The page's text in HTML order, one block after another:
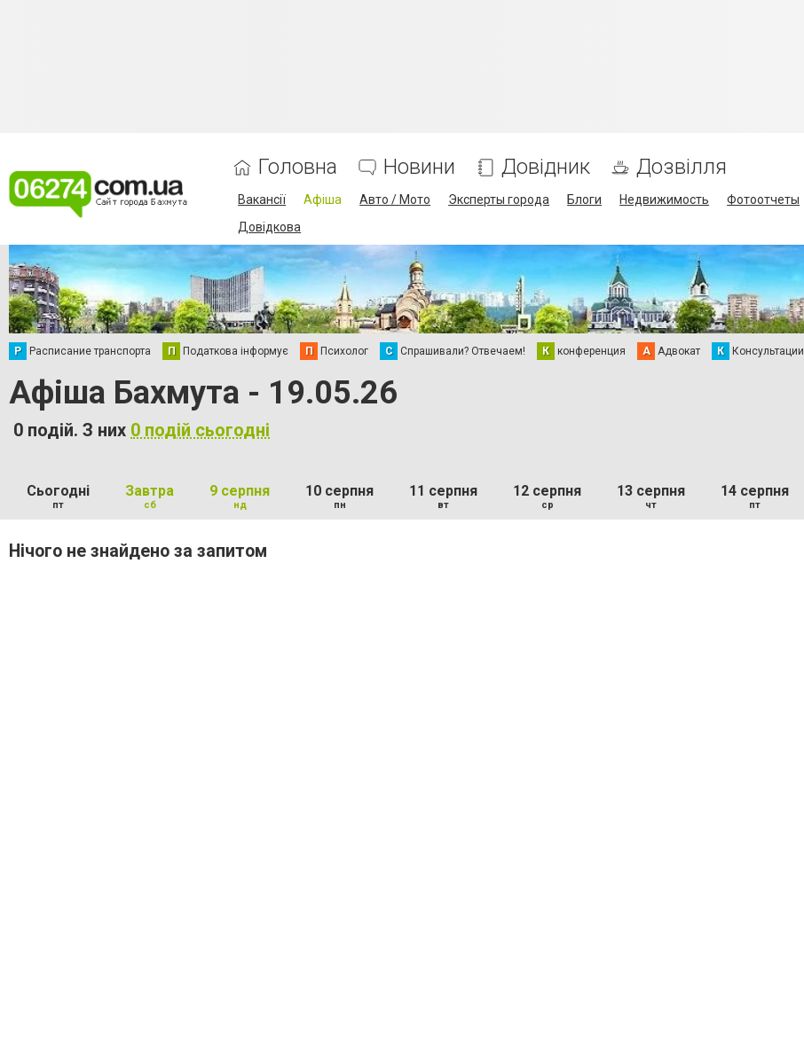
Головна Новини Довідник Дозвілля
Вакансії Афіша Авто / Мото Эксперты города Блоги Недвижимость Фотоотчеты
Довідкова
Р Расписание транспорта П Податкова інформує П Психолог С Спрашивали? Отвечаем! К конференция А Адвокат К Консультации
Афіша Бахмута - 19.05.26
0 подій. З них 0 подій сьогодні
Сьогодні
пт
Завтра
сб
9 серпня
нд
10 серпня
пн
11 серпня
вт
12 серпня
ср
13 серпня
чт
14 серпня
пт
Нічого не знайдено за запитом